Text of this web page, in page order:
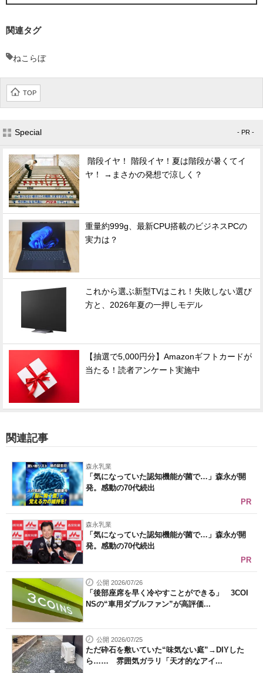
関連タグ
ねこらぼ
TOP
Special - PR -
階段イヤ！ 階段イヤ！夏は階段が暑くてイ
ヤ！ →まさかの発想で涼しく？
重量約999g、最新CPU搭載のビジネスPCの
実力は？
これから選ぶ新型TVはこれ！失敗しない選び
方と、2026年夏の一押しモデル
【抽選で5,000円分】Amazonギフトカードが
当たる！読者アンケート実施中
関連記事
森永乳業
「気になっていた認知機能が菌で…」森永が開
発。感動の70代続出
PR
森永乳業
「気になっていた認知機能が菌で…」森永が開
発。感動の70代続出
PR
公開 2026/07/26
「後部座席を早く冷やすことができる」 3COI
NSの“車用ダブルファン”が高評価...
公開 2026/07/25
ただ砕石を敷いていた“味気ない庭”→DIYした
ら…… 雰囲気ガラリ「天才的なアイ...